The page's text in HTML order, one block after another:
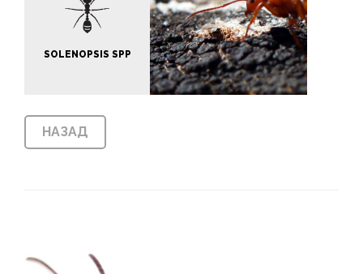
SOLENOPSIS SPP
НАЗАД